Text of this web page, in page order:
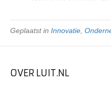
Geplaatst in Innovatie
OVER LUIT.NL